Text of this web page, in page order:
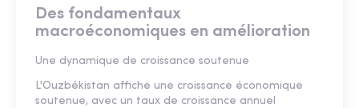
Des fondamentaux
macroéconomiques en amélioration
Une dynamique de croissance soutenue
L'Ouzbékistan affiche une croissance économique
soutenue, avec un taux de croissance annuel